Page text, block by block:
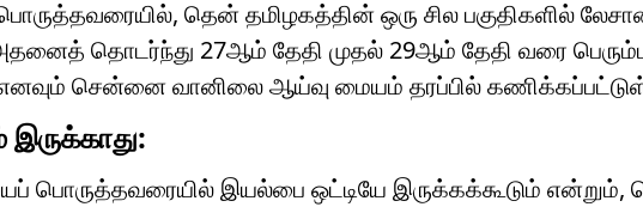
தென் தமிழகத்தின் ஒரு சில பகுதிகளில்
தொடர்ந்து 27ஆம் தேதி முதல் 29ஆம் தேதி வரை
சென்னை வானிலை ஆய்வு மையம் தரப்பில்
பொருத்தவரையில் இயல்பை ஒட்டியே இருக்கக்கூடும் என்றும்,